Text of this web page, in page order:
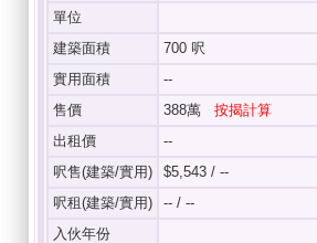
單位
建築面積
700 呎
實用面積
--
售價
388萬 按揭計算
出租價
--
呎售(建築/實用)
$5,543 / --
呎租(建築/實用)
-- / --
入伙年份